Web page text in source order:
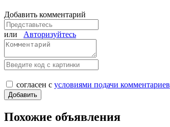
Добавить комментарий
или Авторизуйтесь
согласен с условиями подачи комментариев
Похожие объявления